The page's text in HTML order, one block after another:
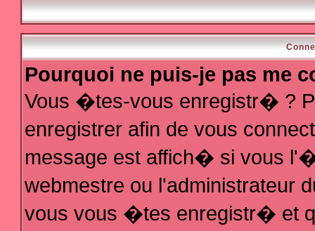
Pourquoi ne puis-je pas me
Vous �tes-vous enregistr� ?
enregistrer afin de vous
message est affich� si vous
webmestre ou l'administrateur
vous vous �tes enregistr� et